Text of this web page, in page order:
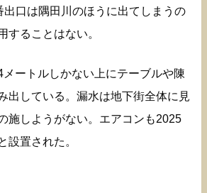
出口は隅田川のほうに出てしまうの
することはない。
ートルしかない上にテーブルや陳
出している。漏水は地下街全体に見
施しようがない。エアコンも2025
設置された。